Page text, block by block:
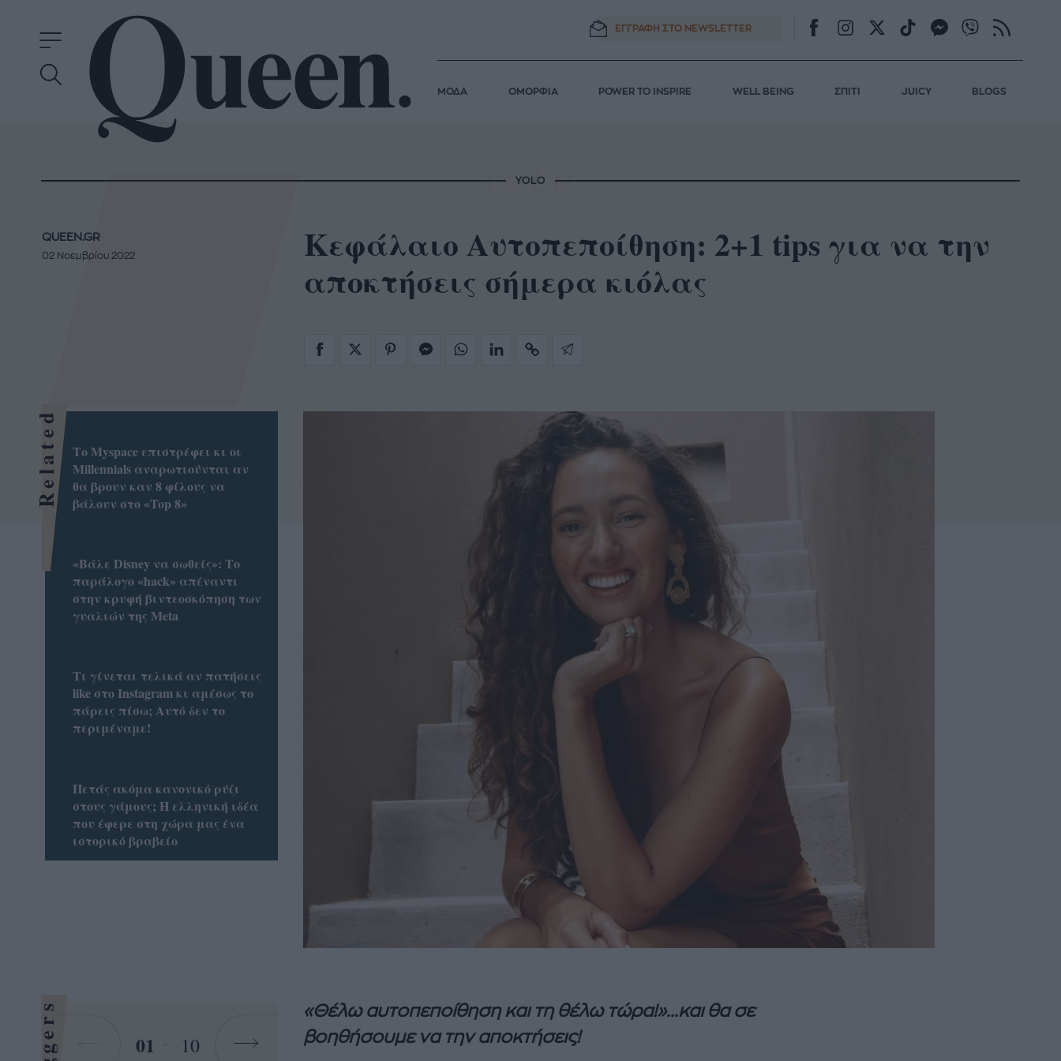
ΕΓΓΡΑΦΗ ΣΤΟ NEWSLETTER
ΜΟΔΑ ΟΜΟΡΦΙΑ POWER TO INSPIRE WELL BEING ΣΠΙΤΙ JUICY BLOGS
YOLO
Κεφάλαιο Αυτοπεποίθηση: 2+1 tips για να την
αποκτήσεις σήμερα κιόλας
QUEEN.GR
02 Νοεμβρίου 2022
«Θέλω αυτοπεποίθηση και τη θέλω τώρα!»...και θα σε
βοηθήσουμε να την αποκτήσεις!
Related
Το Myspace επιστρέφει κι οι
Millennials αναρωτιούνται αν
θα βρουν καν 8 φίλους να
βάλουν στο «Top 8»
«Βάλε Disney να σωθείς»: Το
παράλογο «hack» απέναντι
στην κρυφή βιντεοσκόπηση των
γυαλιών της Meta
Τι γίνεται τελικά αν πατήσεις
like στο Instagram κι αμέσως το
πάρεις πίσω; Αυτό δεν το
περιμέναμε!
Πετάς ακόμα κανονικό ρύζι
στους γάμους; Η ελληνική ιδέα
που έφερε στη χώρα μας ένα
ιστορικό βραβείο
01 10